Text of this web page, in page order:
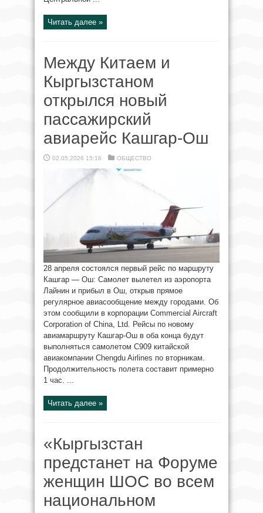
Читать далее »
Между Китаем и
Кыргызстаном
открылся новый
пассажирский
авиарейс Кашгар-Ош
02.05.2026 15:16 ОБЩЕСТВО
28 апреля состоялся первый рейс по маршруту
Кашгар — Ош: Самолет вылетел из аэропорта
Лайнин и прибыл в Ош, открыв прямое
регулярное авиасообщение между городами. Об
этом сообщили в корпорации Commercial Aircraft
Corporation of China, Ltd. Рейсы по новому
авиамаршруту Кашгар-Ош в оба конца будут
выполняться самолетом C909 китайской
авиакомпании Chengdu Airlines по вторникам.
Продолжительность полета составит примерно
1 час. ...
Читать далее »
«Кыргызстан
предстанет на Форуме
женщин ШОС во всем
национальном